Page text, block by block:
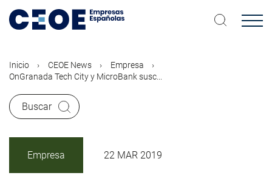
contenido
Inicio CEOE News
Empresa
OnGranada Tech City y MicroBank susc...
Buscar
Empresa 22 MAR 2019